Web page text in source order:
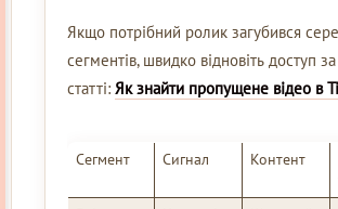
Якщо потрібний ролик загубився
сегментів, швидко відновіть доступ
статті: Як знайти пропущене відео в
Сегмент Сигнал Контент